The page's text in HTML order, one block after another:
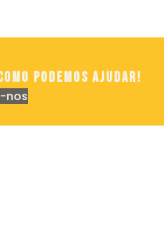
podemos ajudar!
nos